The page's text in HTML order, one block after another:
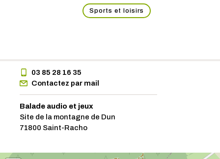
Sports et loisirs
03 85 28 16 35
Contactez par mail
Balade audio et jeux
Site de la montagne de Dun
71800 Saint-Racho